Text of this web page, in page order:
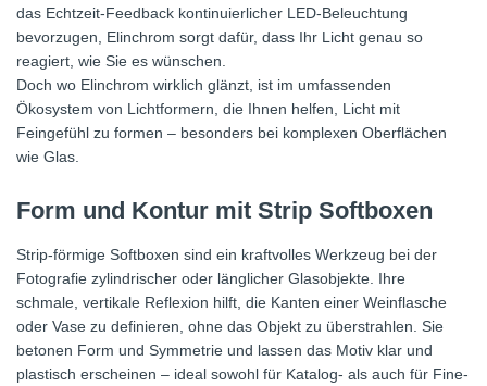
das Echtzeit-Feedback kontinuierlicher LED-Beleuchtung
bevorzugen, Elinchrom sorgt dafür, dass Ihr Licht genau so
reagiert, wie Sie es wünschen.
Doch wo Elinchrom wirklich glänzt, ist im umfassenden
Ökosystem von Lichtformern, die Ihnen helfen, Licht mit
Feingefühl zu formen – besonders bei komplexen Oberflächen
wie Glas.
Form und Kontur mit Strip Softboxen
Strip-förmige Softboxen sind ein kraftvolles Werkzeug bei der
Fotografie zylindrischer oder länglicher Glasobjekte. Ihre
schmale, vertikale Reflexion hilft, die Kanten einer Weinflasche
oder Vase zu definieren, ohne das Objekt zu überstrahlen. Sie
betonen Form und Symmetrie und lassen das Motiv klar und
plastisch erscheinen – ideal sowohl für Katalog- als auch für Fine-